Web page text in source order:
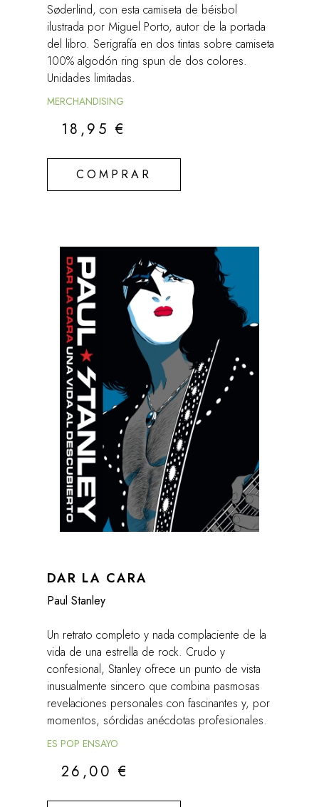
Søderlind, con esta camiseta de béisbol
ilustrada por Miguel Porto, autor de la portada
del libro. Serigrafía en dos tintas sobre camiseta
100% algodón ring spun de dos colores.
Unidades limitadas.
MERCHANDISING
18,95€
COMPRAR
DAR LA CARA
Paul Stanley
Un retrato completo y nada complaciente de la
vida de una estrella de rock. Crudo y
confesional, Stanley ofrece un punto de vista
inusualmente sincero que combina pasmosas
revelaciones personales con fascinantes y, por
momentos, sórdidas anécdotas profesionales.
ES POP ENSAYO
26,00€